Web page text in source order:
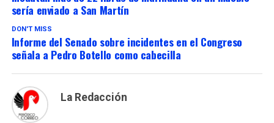
sería enviado a San Martín
DON'T MISS
Informe del Senado sobre incidentes en el Congreso
señala a Pedro Botello como cabecilla
La Redacción